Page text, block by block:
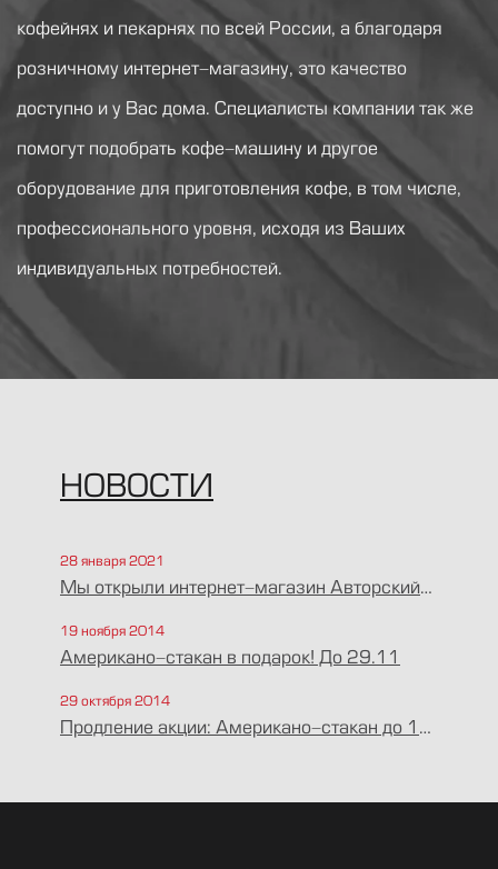
кофейнях и пекарнях по всей России, а благодаря
розничному интернет-магазину, это качество
доступно и у Вас дома. Специалисты компании так же
помогут подобрать кофе-машину и другое
оборудование для приготовления кофе, в том числе,
профессионального уровня, исходя из Ваших
индивидуальных потребностей.
НОВОСТИ
28 января 2021
Мы открыли интернет-магазин Авторский
19 ноября 2014
Американо-стакан в подарок! До 29.11
29 октября 2014
Продление акции: Американо-стакан до 10